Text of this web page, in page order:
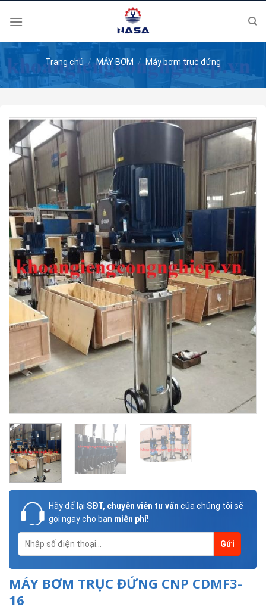
Trang chủ / MÁY BƠM / Máy bơm trục đứng
Hãy để lại SĐT, chuyên viên tư vấn của chúng tôi sẽ
gọi ngay cho bạn miễn phí!
MÁY BƠM TRỤC ĐỨNG CNP CDMF3-
16